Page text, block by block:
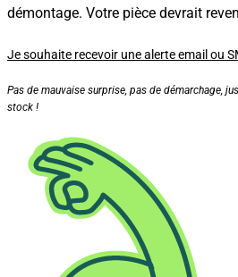
démontage. Votre pièce devrait
Je souhaite recevoir une alerte email ou
Pas de mauvaise surprise, pas de démarchage,
stock !